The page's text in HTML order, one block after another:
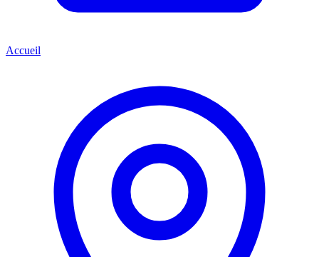
Accueil